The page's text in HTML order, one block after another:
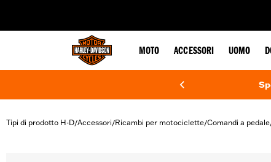
MOTO ACCESSORI UOMO
Tipi di prodotto H-D/Accessori/Ricambi per motociclette/Comandi a pedale